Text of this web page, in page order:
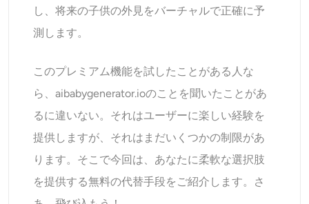
ヘッドショットジェネレータープロ
AIヘッドショットジェネレーター
パスポート写真メーカー
ビデオツール
ビデオエフェクト
し、将来の子供の外見をバーチャルで正確に予
測します。
このプレミアム機能を試したことがある人な
ら、aibabygenerator.ioのことを聞いたことがあ
るに違いない。それはユーザーに楽しい経験を
提供しますが、それはまだいくつかの制限があ
ります。そこで今回は、あなたに柔軟な選択肢
を提供する無料の代替手段をご紹介します。さ